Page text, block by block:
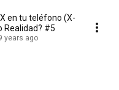
en tu teléfono (X-
Realidad? #5
years ago